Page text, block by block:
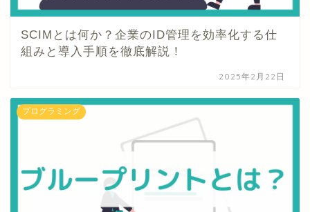
SCIMとは何か？企業のID管理を効率化する仕
組みと導入手順を徹底解説！
2025年2月22日
プログラミング